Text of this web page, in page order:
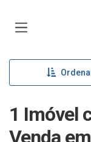
1 Imóvel
Venda